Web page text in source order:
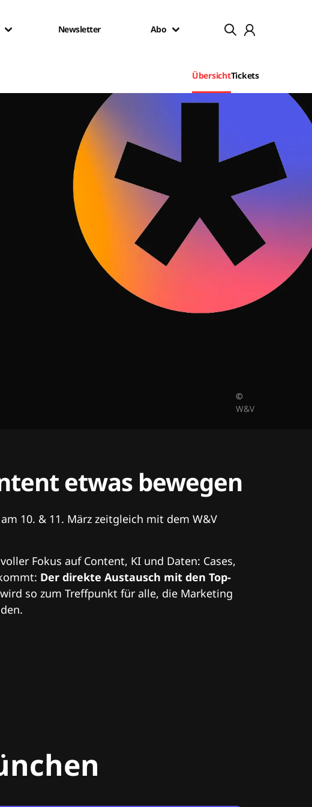
Newsletter Abo
ÜbersichtTickets
©
W&V
etwas bewegen
10. & 11. März zeitgleich mit dem W&V
Fokus auf Content, KI und Daten: Cases,
Der direkte Austausch mit den Top-
so zum Treffpunkt für alle, die Marketing